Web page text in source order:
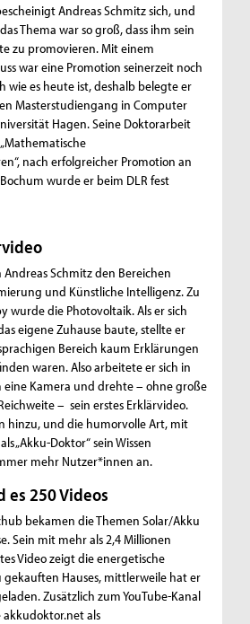
Andreas Schmitz sich, und
Thema war so groß, dass ihm sein
zu promovieren. Mit einem
war eine Promotion seinerzeit noch
wie es heute ist, deshalb belegte er
Masterstudiengang in Computer
Hagen. Seine Doktorarbeit
nach erfolgreicher Promotion an
wurde er beim DLR fest
Schmitz den Bereichen
und Künstliche Intelligenz. Zu
wurde die Photovoltaik. Als er sich
eigene Zuhause baute, stellte er
Bereich kaum Erklärungen
waren. Also arbeitete er sich in
eine Kamera und drehte – ohne große
– sein erstes Erklärvideo.
hinzu, und die humorvolle Art, mit
„Akku-Doktor“ sein Wissen
mehr Nutzer*innen an.
es 250 Videos
bekamen die Themen Solar/Akku
Sein mit mehr als 2,4 Millionen
Video zeigt die energetische
gekauften Hauses, mittlerweile hat er
Zusätzlich zum YouTube-Kanal
als